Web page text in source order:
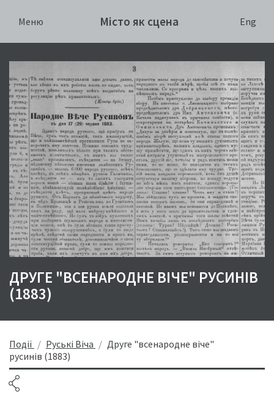
Меню Місто як сцена Eng
ДРУГЕ "ВСЕНАРОДНЕ ВІЧЕ" РУСИНІВ
(1883)
Події Руські Віча
Друге "всенародне віче"
русинів (1883)